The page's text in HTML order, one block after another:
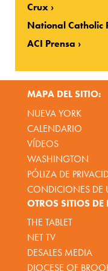
Crux
National Catholic
ACI Prensa
MAPA DEL SITIO:
NUEVA YORK
CALENDARIO
VÍDEOS
WASHINGTON
PÓLIZA DE
CONDICIONES DE
OTROS SITIOS DE
THE TABLET
NET TV
DESALES MEDIA
DIOCESE OF